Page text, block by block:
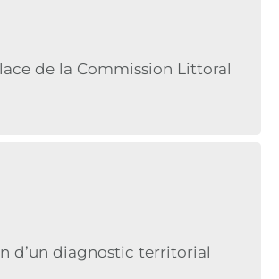
de la Commission Littoral
d’un diagnostic territorial